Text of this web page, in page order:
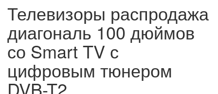
Телевизоры распродажа
диагональ 100 дюймов
со Smart TV с
цифровым тюнером